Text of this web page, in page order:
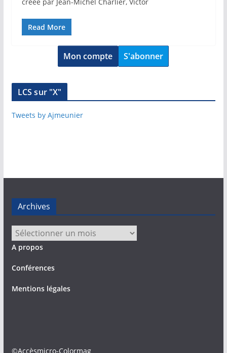
Read More
Mon compte S'abonner
LCS sur "X"
Tweets by Ajmeunier
Archives
Archives
A propos
Conférences
Mentions légales
©Accèsmicro-Colormag